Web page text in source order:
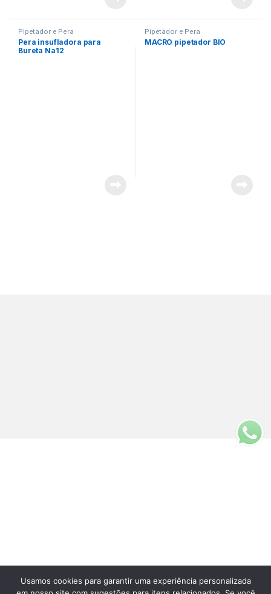
Pipetador e Pera
Pera insufladora para
Bureta Na12
Pipetador e Pera
MACRO pipetador BIO
Fale Conosco
Usamos cookies para garantir uma experiência personalizada